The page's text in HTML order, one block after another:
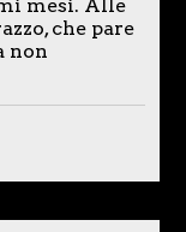
mesi. Alle
che pare
non